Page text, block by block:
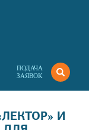
ПОДАЧА
ЗАЯВОК
И